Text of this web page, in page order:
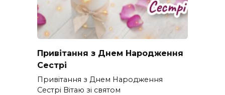
Привітання з Днем Народження
Сестрі
Привітання з Днем Народження
Сестрі Вітаю зі святом